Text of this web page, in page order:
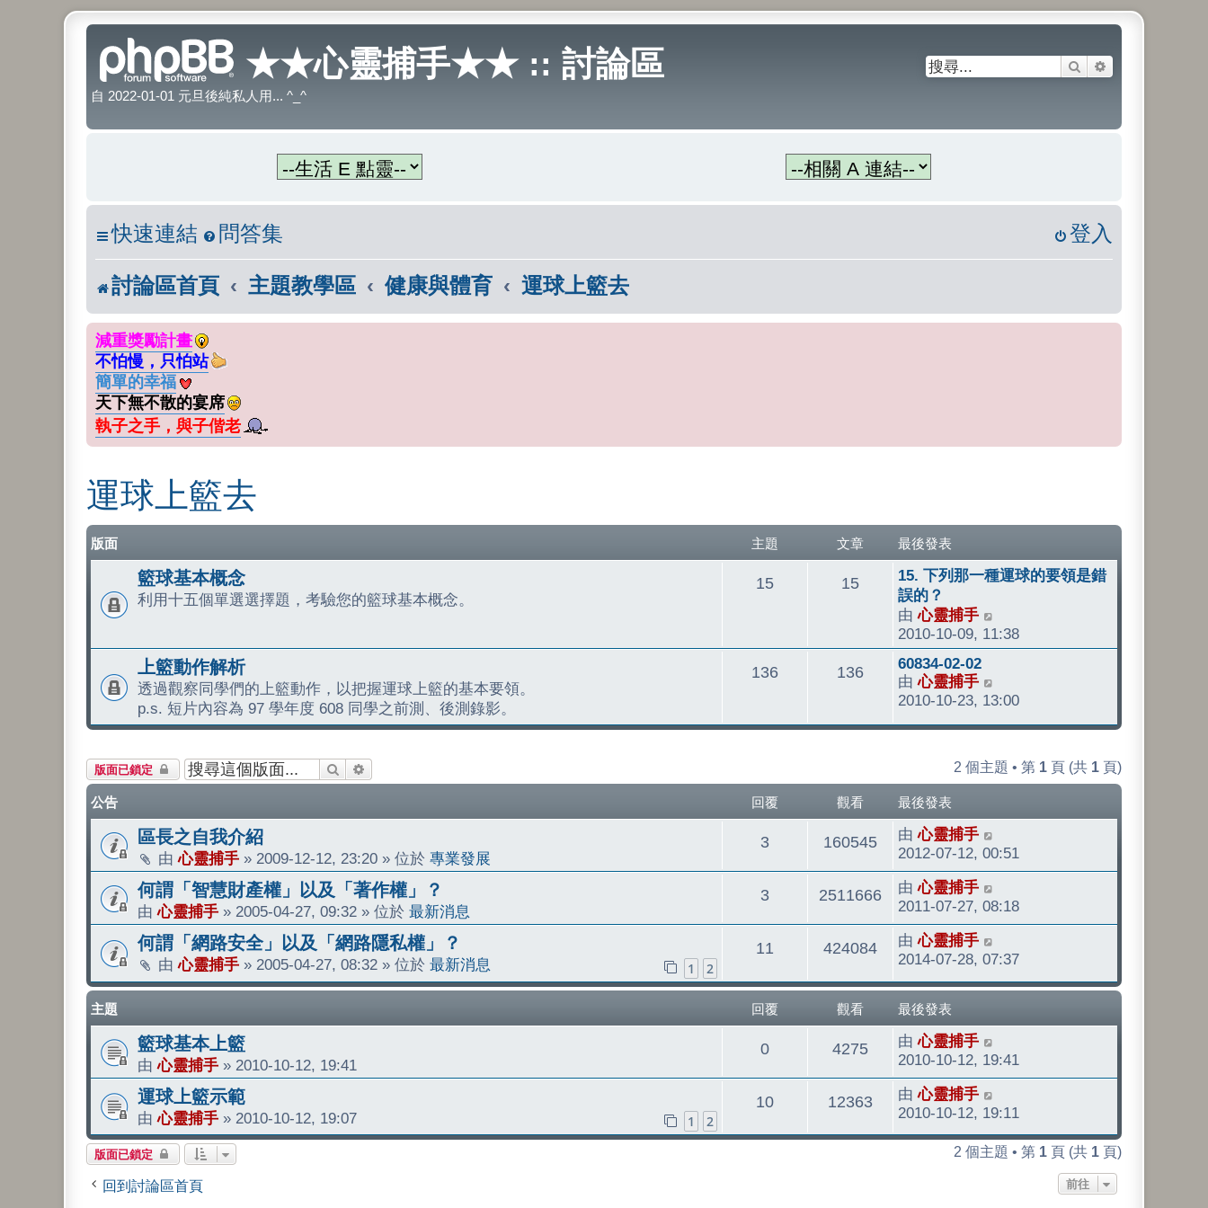
★★心靈捕手★★ :: 討論區
自 2022-01-01 元旦後純私人用... ^_^
搜尋
快速連結 問答集 登入
討論區首頁 主題教學區 健康與體育 運球上籃去
減重獎勵計畫
不怕慢，只怕站
簡單的幸福
天下無不散的宴席
執子之手，與子偕老
運球上籃去
版面 主題 文章 最後發表
籃球基本概念
利用十五個單選選擇題，考驗您的籃球基本概念。
15主
15文
最
後
發
表
15. 下列那一種運球的要領是錯
誤的？
由心靈捕手
視
最
發
2010-10-09, 11:38
上籃動作解析
透過觀察同學們的上籃動作，以把握運球上籃的基本要領。
p.s. 短片內容為 97 學年度 608 同學之前測、後測錄影。
136主
136文
最
後
發
表
60834-02-02
由心靈捕手
視
最
發
表
2010-10-23, 13:00
版面已鎖定 搜尋 2 個主題 • 第 1 頁 (共 1 頁)
公告 回覆 觀看 最後發表
區長之自我介紹
由心靈捕手 » 2009-12-12, 23:20 » 位於 專業發展
3回
覆
160545觀
看
最
後
發
表
由心靈捕手
2012-07-12, 00:51
何謂「智慧財產權」以及「著作權」？
由心靈捕手 » 2005-04-27, 09:32 » 位於 最新消息
3回
覆
2511666觀
看
最
後
發
表
由心靈捕手
2011-07-27, 08:18
何謂「網路安全」以及「網路隱私權」？
由心靈捕手 » 2005-04-27, 08:32 » 位於 最新消息 1 2
11
覆
424084觀
看
最
後
發
由心靈捕手
2014-07-28, 07:37
主題 回覆 觀看 最後發表
籃球基本上籃
由心靈捕手 » 2010-10-12, 19:41
0回
覆
4275觀
看
最
後
發
表
由心靈捕手
2010-10-12, 19:41
運球上籃示範
由心靈捕手 » 2010-10-12, 19:07 1 2
10回
覆
12363觀
看
最
後
發
由心靈捕手
2010-10-12, 19:11
版面已鎖定 2 個主題 • 第 1 頁 (共 1 頁)
回到討論區首頁 前往